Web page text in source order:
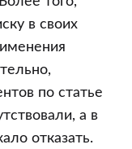
в своих
по статье
а в
отказать.